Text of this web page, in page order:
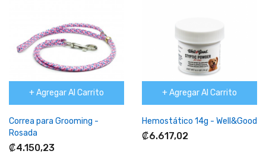
+ Agregar Al Carrito
Correa para Grooming -
Rosada
₡4.150,23
+ Agregar Al Carrito
Hemostático 14g - Well&Good
₡6.617,02